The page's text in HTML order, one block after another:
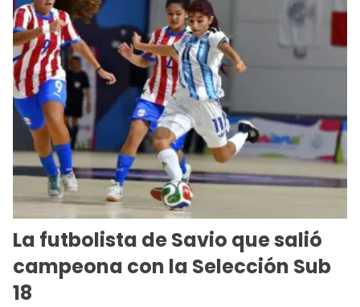
La futbolista de Savio que salió
campeona con la Selección Sub
18